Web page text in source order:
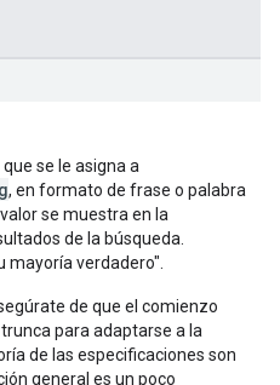
se le asigna a
, en formato de frase o palabra
se muestra en la
de la búsqueda.
mayoría verdadero".
de que el comienzo
para adaptarse a la
de las especificaciones son
general es un poco